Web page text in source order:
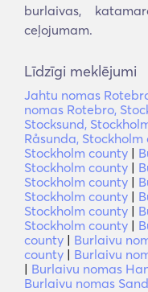
burlaivas,
ceļojumam.
Līdzīgi meklējumi
Jahtu nomas
nomas Rotebro,
Stocksund,
Råsunda, Stockholm
Stockholm county |
Stockholm county |
Stockholm county |
Stockholm county |
Stockholm county |
Stockholm county |
county | Burlaivu
county | Burlaivu
| Burlaivu nomas
Burlaivu nomas